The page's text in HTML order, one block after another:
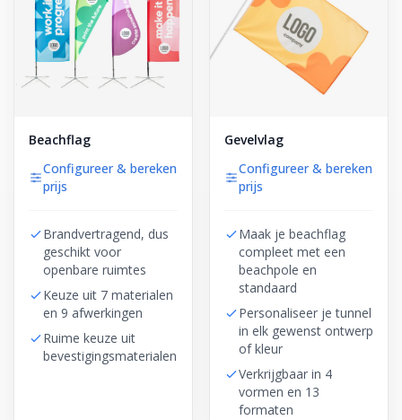
Beachflag
Configureer & bereken
prijs
Brandvertragend, dus
geschikt voor
openbare ruimtes
Keuze uit 7 materialen
en 9 afwerkingen
Ruime keuze uit
bevestigingsmaterialen
Gevelvlag
Configureer & bereken
prijs
Maak je beachflag
compleet met een
beachpole en
standaard
Personaliseer je tunnel
in elk gewenst ontwerp
of kleur
Verkrijgbaar in 4
vormen en 13
formaten